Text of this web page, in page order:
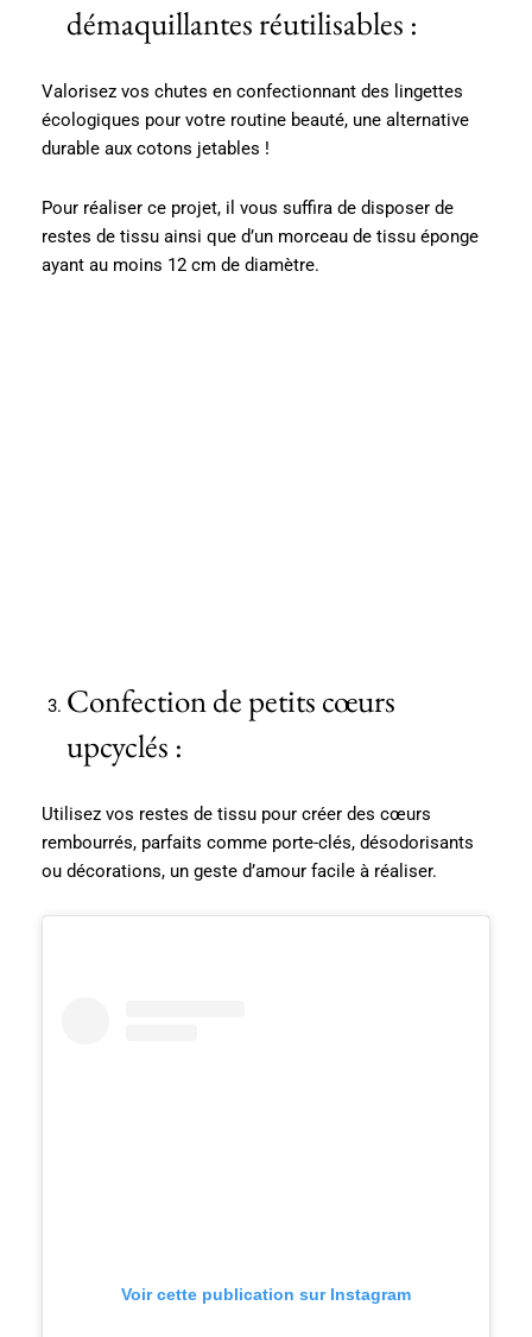
démaquillantes réutilisables :
Valorisez vos chutes en confectionnant des lingettes
écologiques pour votre routine beauté, une alternative
durable aux cotons jetables !
Pour réaliser ce projet, il vous suffira de disposer de
restes de tissu ainsi que d’un morceau de tissu éponge
ayant au moins 12 cm de diamètre.
Confection de petits cœurs
upcyclés :
Utilisez vos restes de tissu pour créer des cœurs
rembourrés, parfaits comme porte-clés, désodorisants
ou décorations, un geste d’amour facile à réaliser.
Voir cette publication sur Instagram